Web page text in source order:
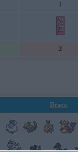
1
2
Draco